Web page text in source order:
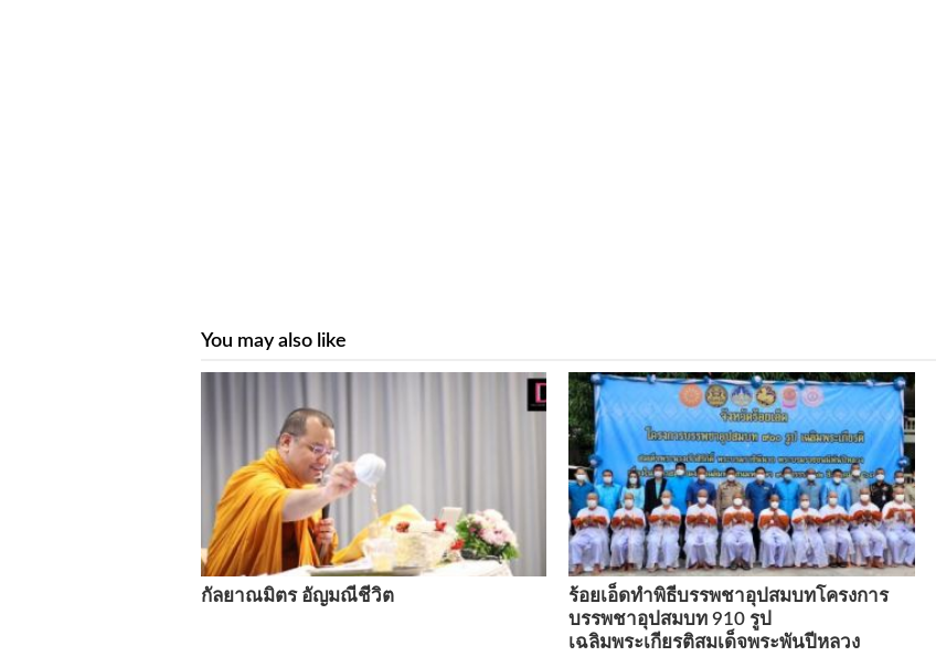
You may also like
กัลยาณมิตร อัญมณีชีวิต
ร้อยเอ็ดทำพิธีบรรพชาอุปสมบทโครงการ
บรรพชาอุปสมบท 910 รูป
เฉลิมพระเกียรติสมเด็จพระพันปีหลวง